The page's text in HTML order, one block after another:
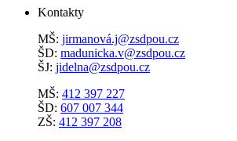
Kontakty
MŠ: jirmanová.j@zsdpou.cz
ŠD: madunicka.v@zsdpou.cz
ŠJ: jidelna@zsdpou.cz
MŠ: 412 397 227
ŠD: 607 007 344
ZŠ: 412 397 208